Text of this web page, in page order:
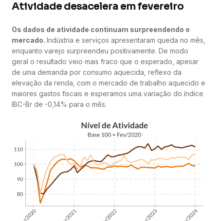
Atividade desacelera em fevereiro
Os dados de atividade continuam surpreendendo o
mercado. Indústria e serviços apresentaram queda no mês,
enquanto varejo surpreendeu positivamente. De modo
geral o resultado veio mais fraco que o esperado, apesar
de uma demanda por consumo aquecida, reflexo da
elevação da renda, com o mercado de trabalho aquecido e
maiores gastos fiscais e esperamos uma variação do índice
IBC-Br de -0,14% para o mês.